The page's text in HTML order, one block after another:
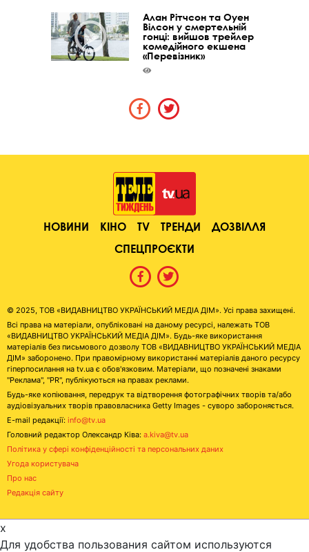
Алан Рітчсон та Оуен
Вілсон у смертельній
гонці: вийшов трейлер
комедійного екшена
«Перевізник»
НОВИНИ КІНО TV ТРЕНДИ
ДОЗВІЛЛЯ
СПЕЦПРОЄКТИ
© 2025, ТОВ «ВИДАВНИЦТВО УКРАЇНСЬКИЙ МЕДІА ДІМ». Усі права захищені.
Всі права на матеріали, опубліковані на даному ресурсі, належать ТОВ
«ВИДАВНИЦТВО УКРАЇНСЬКИЙ МЕДІА ДІМ». Будь-яке використання
матеріалів без письмового дозволу ТОВ «ВИДАВНИЦТВО УКРАЇНСЬКИЙ МЕДІА
ДІМ» заборонено. При правомірному використанні матеріалів даного ресурсу
гіперпосилання на tv.ua є обов'язковим. Матеріали, що позначені знаками
"Реклама", "PR", публікуються на правах реклами.
Будь-яке копіювання, передрук та відтворення фотографічних творів та/або
аудіовізуальних творів правовласника Getty Images - суворо забороняється.
E-mail редакції: info@tv.ua
Головний редактор Олександр Ківа: a.kiva@tv.ua
Політика у сфері конфіденційності та персональних даних
Угода користувача
Про нас
Редакція сайту
x
Для удобства пользования сайтом используются